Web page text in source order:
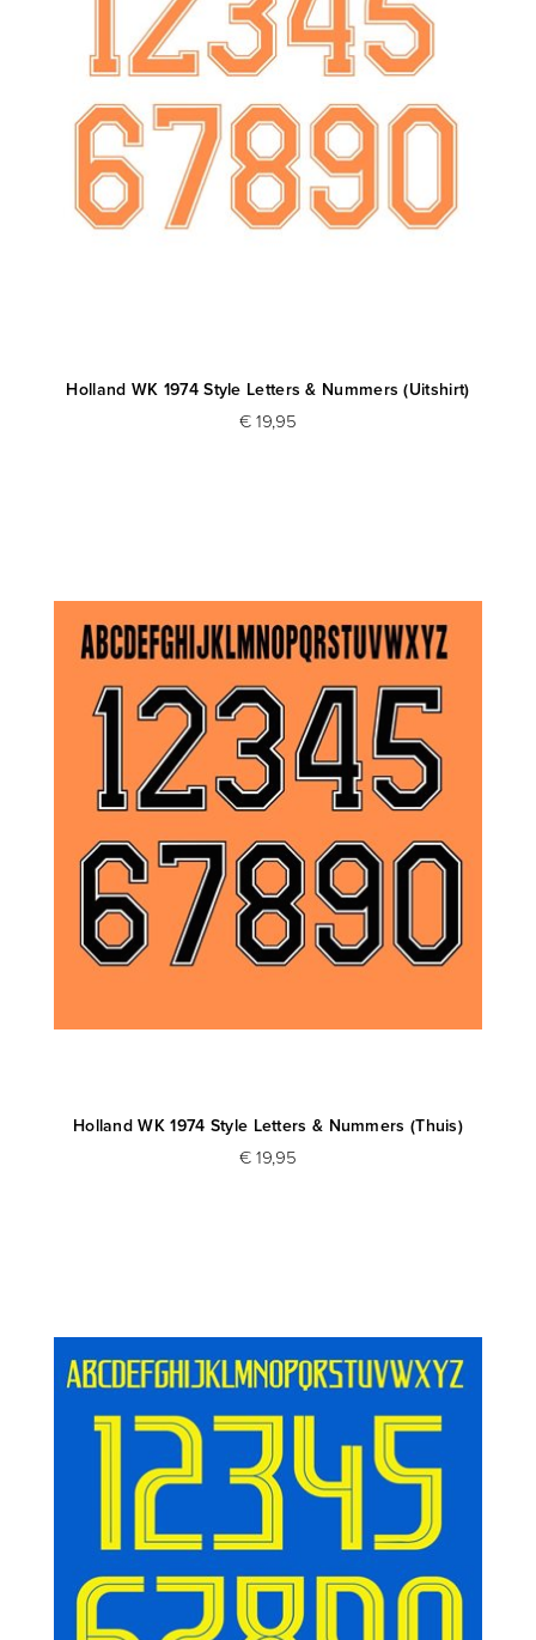
Holland WK 1974 Style Letters & Nummers (Uitshirt)
€ 19,95
Holland WK 1974 Style Letters & Nummers (Thuis)
€ 19,95